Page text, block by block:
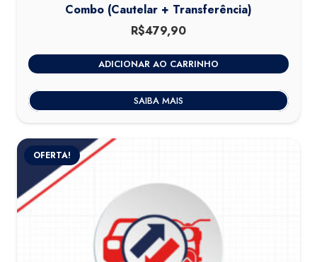
Combo (Cautelar + Transferência)
R$479,90
ADICIONAR AO CARRINHO
SAIBA MAIS
OFERTA!